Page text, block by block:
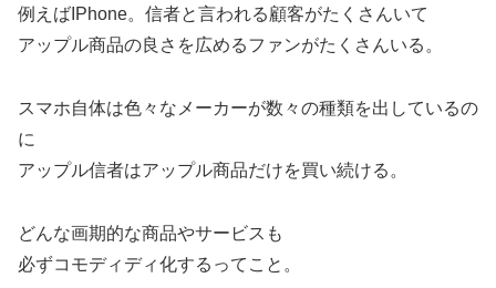
例えばIPhone。信者と言われる顧客がたくさんいて
アップル商品の良さを広めるファンがたくさんいる。
スマホ自体は色々なメーカーが数々の種類を出しているの
に
アップル信者はアップル商品だけを買い続ける。
どんな画期的な商品やサービスも
必ずコモディディ化するってこと。